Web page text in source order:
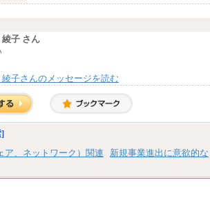
月給370,000円～
※試用期間中も給与に変更はございません。
子 さん
子さんのメッセージを読む
]
ア、ネットワーク）関連
新規事業進出に意欲的な